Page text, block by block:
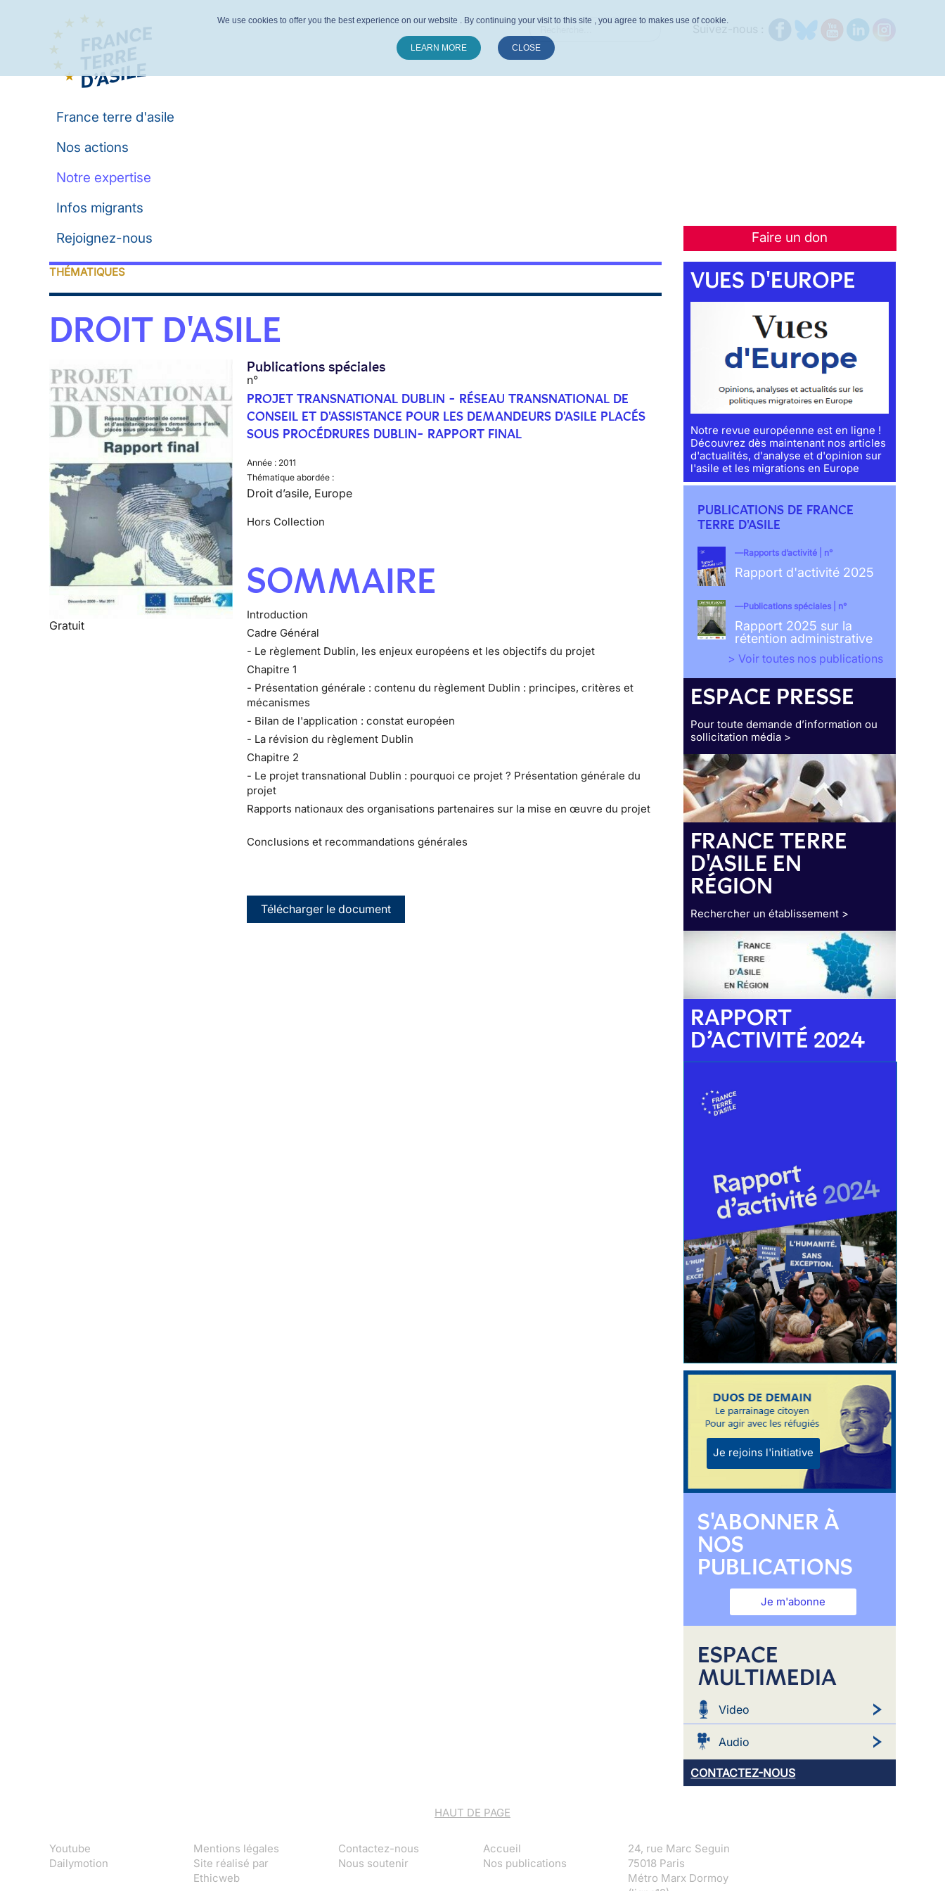
France terre d'asile
Nos actions
Notre expertise
Infos migrants
Faire un don
Rejoignez-nous
THÉMATIQUES
DROIT D'ASILE
Gratuit
Publications spéciales
n°
PROJET TRANSNATIONAL DUBLIN - RÉSEAU TRANSNATIONAL DE
CONSEIL ET D'ASSISTANCE POUR LES DEMANDEURS D'ASILE PLACÉS
SOUS PROCÉDRURES DUBLIN- RAPPORT FINAL
Année : 2011
Thématique abordée :
Droit d’asile, Europe
Hors Collection
SOMMAIRE
Introduction
Cadre Général
- Le règlement Dublin, les enjeux européens et les objectifs du projet
Chapitre 1
- Présentation générale : contenu du règlement Dublin : principes, critères et
mécanismes
- Bilan de l'application : constat européen
- La révision du règlement Dublin
Chapitre 2
- Le projet transnational Dublin : pourquoi ce projet ? Présentation générale du
projet
Rapports nationaux des organisations partenaires sur la mise en œuvre du projet
Conclusions et recommandations générales
Télécharger le document
VUES D'EUROPE
Notre revue européenne est en ligne !
Découvrez dès maintenant nos articles
d'actualités, d'analyse et d'opinion sur
l'asile et les migrations en Europe
PUBLICATIONS DE FRANCE
TERRE D'ASILE
Rapports d’activité | n°
Rapport d'activité 2025
Publications spéciales | n°
Rapport 2025 sur la
rétention administrative
> Voir toutes nos publications
ESPACE PRESSE
Pour toute demande d’information ou
sollicitation média >
FRANCE TERRE
D'ASILE EN
RÉGION
Rechercher un établissement >
RAPPORT
D’ACTIVITÉ 2024
Je rejoins l'initiative
S'ABONNER À
NOS
PUBLICATIONS
Je m'abonne
ESPACE
MULTIMEDIA
Video
Audio
CONTACTEZ-NOUS
HAUT DE PAGE
Youtube
Dailymotion
Mentions légales
Site réalisé par
Ethicweb
Contactez-nous
Nous soutenir
Accueil
Nos publications
24, rue Marc Seguin
75018 Paris
Métro Marx Dormoy
We use cookies to offer you the best experience on our website . By continuing your visit to this site , you agree to makes use of cookie.
LEARN MORE CLOSE